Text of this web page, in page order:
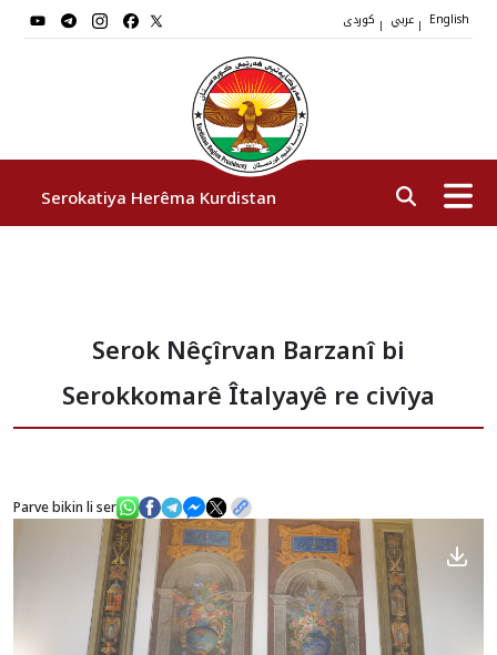
| | English
Serokatiya Herêma Kurdistan
Cîgirên Serok
Stafê Serokatiyê
Sazî
Nûçe
Galerî
Serok Nêçîrvan Barzanî bi
Serokkomarê Îtalyayê re civîya
Parve bikin li ser